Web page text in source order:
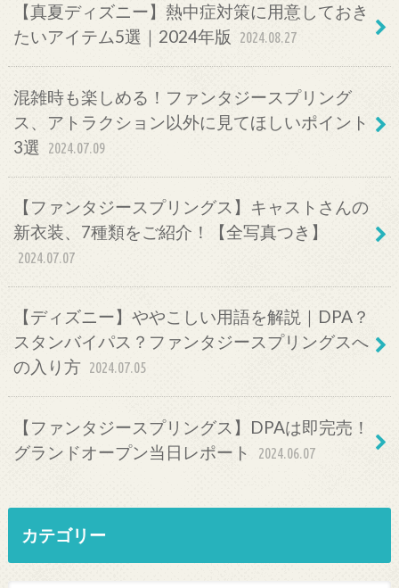
【真夏ディズニー】熱中症対策に用意しておき
たいアイテム5選｜2024年版
2024.08.27
混雑時も楽しめる！ファンタジースプリング
ス、アトラクション以外に見てほしいポイント
3選
2024.07.09
【ファンタジースプリングス】キャストさんの
新衣装、7種類をご紹介！【全写真つき】
2024.07.07
【ディズニー】ややこしい用語を解説｜DPA？
スタンバイパス？ファンタジースプリングスへ
の入り方 2024.07.05
【ファンタジースプリングス】DPAは即完売！
グランドオープン当日レポート
2024.06.07
カテゴリー